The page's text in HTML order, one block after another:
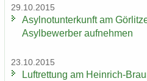
29.10.2015
Asyl­not­un­ter­kunft am
Asyl­be­wer­ber auf­neh­men
23.10.2015
Luft­ret­tung am Heinrich-​